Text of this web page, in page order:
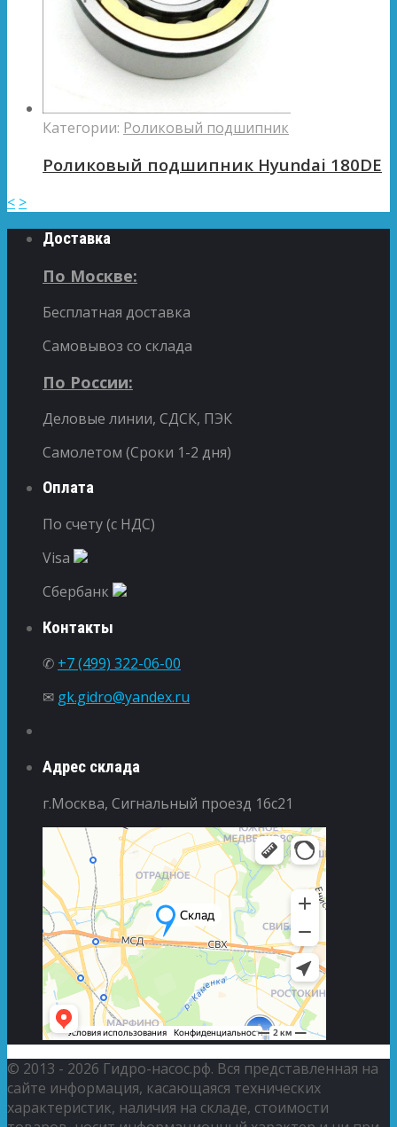
Категории: Роликовый подшипник
Роликовый подшипник Hyundai 180DE
< >
Доставка
По Москве:
Бесплатная доставка
Самовывоз со склада
По России:
Деловые линии, СДСК, ПЭК
Самолетом (Сроки 1-2 дня)
Оплата
По счету (с НДС)
Visa
Сбербанк
Контакты
✆ +7 (499) 322-06-00
✉ gk.gidro@yandex.ru
Адрес склада
г.Москва, Сигнальный проезд 16с21
© 2013 - 2026 Гидро-насос.рф. Вся представленная на
сайте информация, касающаяся технических
характеристик, наличия на складе, стоимости